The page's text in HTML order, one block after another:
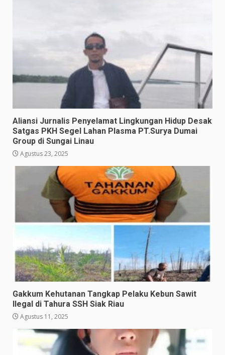
Aliansi Jurnalis Penyelamat Lingkungan Hidup Desak
Satgas PKH Segel Lahan Plasma PT.Surya Dumai
Group di Sungai Linau
Agustus 23, 2025
Gakkum Kehutanan Tangkap Pelaku Kebun Sawit
Ilegal di Tahura SSH Siak Riau
Agustus 11, 2025